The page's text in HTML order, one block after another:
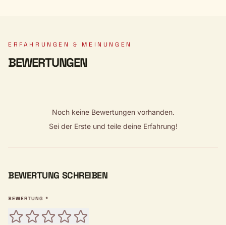
ERFAHRUNGEN & MEINUNGEN
BEWERTUNGEN
Noch keine Bewertungen vorhanden.
Sei der Erste und teile deine Erfahrung!
BEWERTUNG SCHREIBEN
BEWERTUNG *